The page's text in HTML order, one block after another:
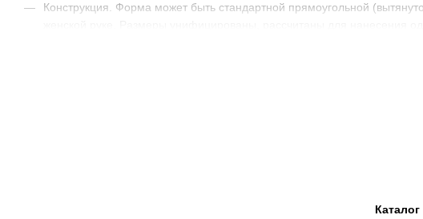
Конструкция. Форма может быть стандартной прямоугольной
Каталог